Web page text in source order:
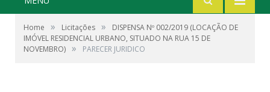
Home » Licitações »
DISPENSA Nº 002/2019 (LOCAÇÃO DE
IMÓVEL RESIDENCIAL URBANO, SITUADO NA RUA 15 DE
NOVEMBRO) » PARECER JURIDICO